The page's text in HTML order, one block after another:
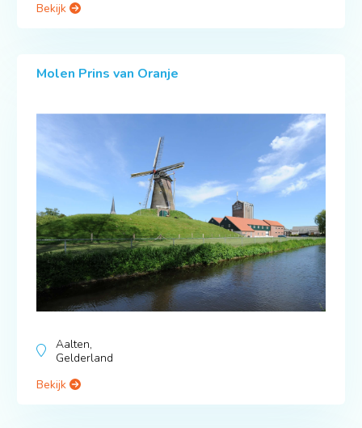
Bekijk
Molen Prins van Oranje
Aalten,
Gelderland
Bekijk